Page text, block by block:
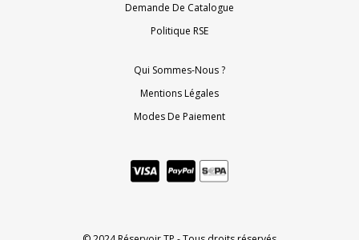
Demande De Catalogue
Politique RSE
Qui Sommes-Nous ?
Mentions Légales
Modes De Paiement